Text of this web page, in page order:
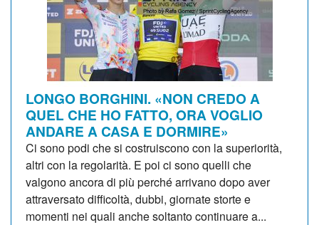
LONGO BORGHINI. «NON CREDO A
QUEL CHE HO FATTO, ORA VOGLIO
ANDARE A CASA E DORMIRE»
Ci sono podi che si costruiscono con la superiorità,
altri con la regolarità. E poi ci sono quelli che
valgono ancora di più perché arrivano dopo aver
attraversato difficoltà, dubbi, giornate storte e
momenti nei quali anche soltanto continuare a...